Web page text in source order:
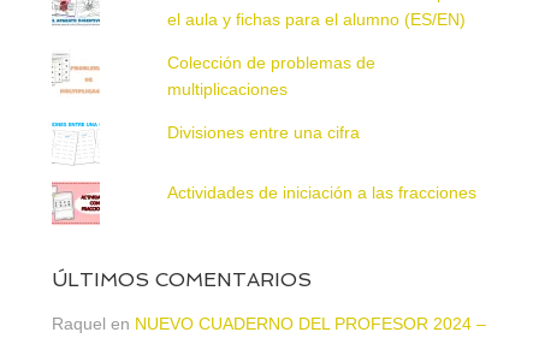
el aula y fichas para el alumno (ES/EN)
Colección de problemas de
multiplicaciones
Divisiones entre una cifra
Actividades de iniciación a las fracciones
ÚLTIMOS COMENTARIOS
Raquel en NUEVO CUADERNO DEL PROFESOR 2024 –